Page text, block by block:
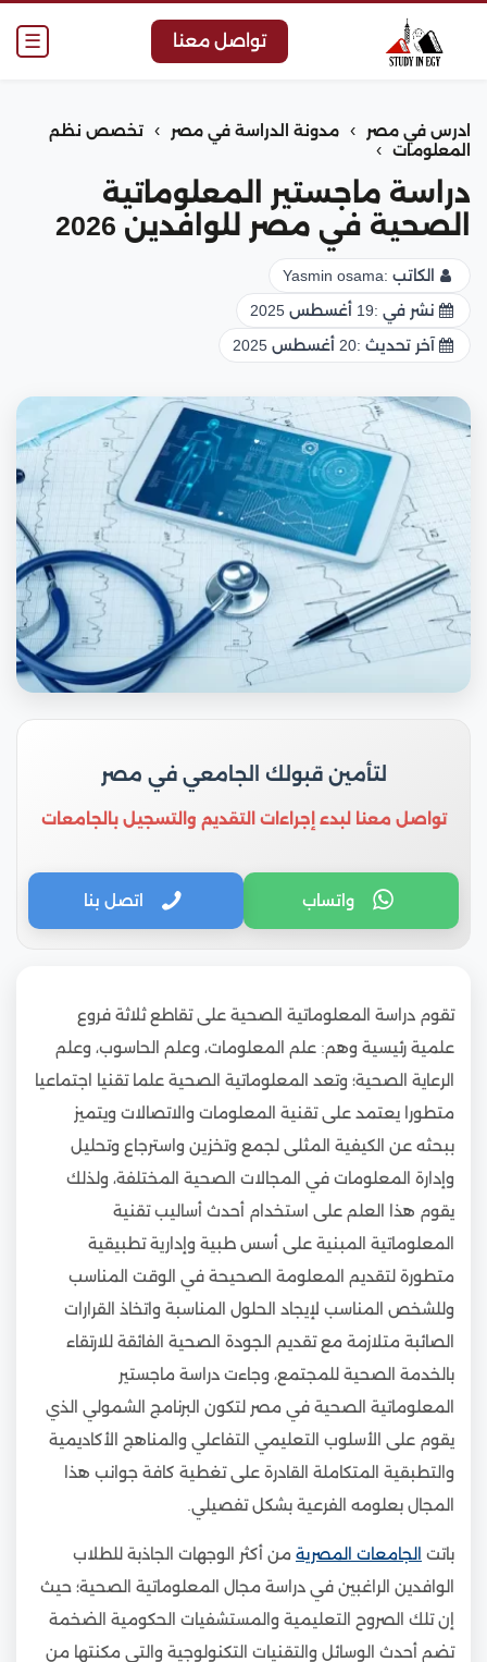
☰ تواصل معنا
ادرس في مصر › مدونة الدراسة في مصر ›
تخصص نظم
المعلومات
›
دراسة ماجستير المعلوماتية
الصحية في مصر للوافدين 2026
الكاتب :Yasmin osama
نشر في :19 أغسطس 2025
آخر تحديث :20 أغسطس 2025
لتأمين قبولك الجامعي في مصر
تواصل معنا لبدء إجراءات التقديم والتسجيل بالجامعات
واتساب اتصل بنا
تقوم دراسة المعلوماتية الصحية على تقاطع ثلاثة فروع
علمية رئيسية وهم: علم المعلومات، وعلم الحاسوب، وعلم
الرعاية الصحية؛ وتعد المعلوماتية الصحية علما تقنيا اجتماعيا
متطورا يعتمد على تقنية المعلومات والاتصالات ويتميز
ببحثه عن الكيفية المثلى لجمع وتخزين واسترجاع وتحليل
وإدارة المعلومات في المجالات الصحية المختلفة، ولذلك
يقوم هذا العلم على استخدام أحدث أساليب تقنية
المعلوماتية المبنية على أسس طبية وإدارية تطبيقية
متطورة لتقديم المعلومة الصحيحة في الوقت المناسب
وللشخص المناسب لإيجاد الحلول المناسبة واتخاذ القرارات
الصائبة متلازمة مع تقديم الجودة الصحية الفائقة للارتقاء
بالخدمة الصحية للمجتمع، وجاءت دراسة ماجستير
المعلوماتية الصحية في مصر لتكون البرنامج الشمولي الذي
يقوم على الأسلوب التعليمي التفاعلي والمناهج الأكاديمية
والتطبقية المتكاملة القادرة على تغطية كافة جوانب هذا
المجال بعلومه الفرعية بشكل تفصيلي.
باتت الجامعات المصرية من أكثر الوجهات الجاذبة للطلاب
الوافدين الراغبين في دراسة مجال المعلوماتية الصحية؛ حيث
إن تلك الصروح التعليمية والمستشفيات الحكومية الضخمة
تضم أحدث الوسائل والتقنيات التكنولوجية والتي مكنتها من